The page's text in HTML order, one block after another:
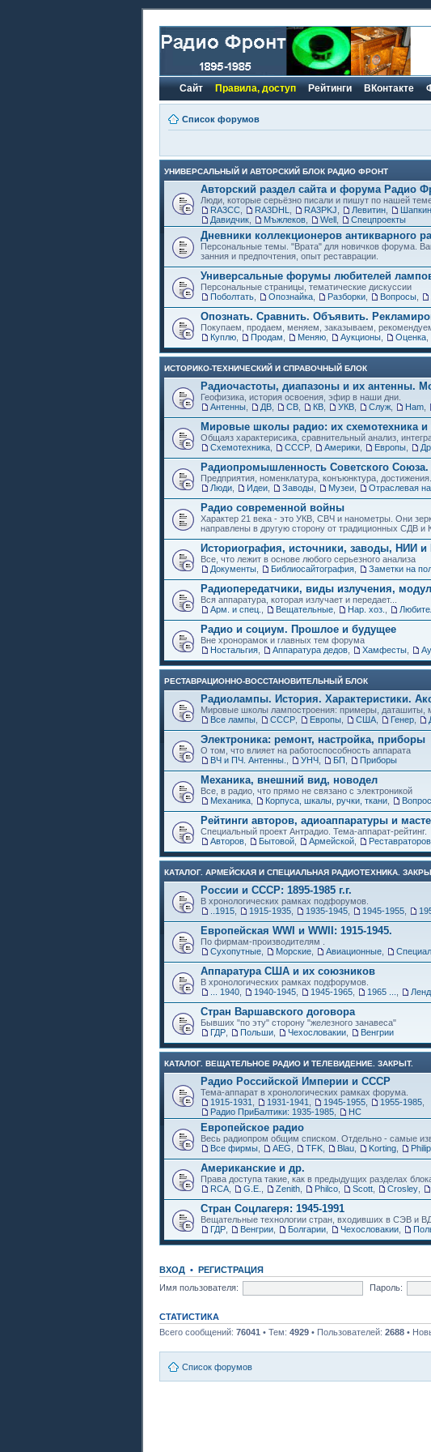
Сайт Правила, доступ Рейтинги ВКонтакте
Список форумов
УНИВЕРСАЛЬНЫЙ И АВТОРСКИЙ БЛОК РАДИО ФРОНТ
Авторский раздел сайта и форума Радио
Люди, которые серьёзно писали и пишут по нашей
RA3CC
RA3DHL RA3PKJ Левитин Шапкин
Давидчик
Мъжлеков Well Спецпроекты
Дневники коллекционеров антикварного
Персональные темы. "Врата" для новичков форума.
занния и предпочтения, опыт реставрации.
Универсальные форумы любителей
Персональные страницы, тематические дискуссии
Поболтать
Опознайка Разборки Вопросы
Опознать. Сравнить. Объявить.
Покупаем, продаем, меняем, заказываем,
Куплю
Продам Меняю Аукционы Оценка
ИСТОРИКО-ТЕХНИЧЕСКИЙ И СПРАВОЧНЫЙ БЛОК
Радиочастоты, диапазоны и их антенны.
Геофизика, история освоения, эфир в наши дни.
Антенны
ДВ СВ КВ УКВ Служ Ham
Мировые школы радио: их схемотехника и
Общаяз характерисика, сравнительный анализ,
Схемотехника
СССР Америки Европы
Радиопромышленность Советского Союза.
Предприятия, номенклатура, конъюнктура, достижения.
Люди
Идеи Заводы Музеи Отраслевая
Радио современной войны
Характер 21 века - это УКВ, СВЧ и нанометры. Они
направлены в другую сторону от традиционных СДВ и
Историография, источники, заводы, НИИ и
Все, что лежит в основе любого серьезного анализа
Документы
Библиосайтография Заметки на
Радиопередатчики, виды излучения,
Вся аппаратура, которая излучает и передает...
Арм. и спец.
Вещательные Нар. хоз.
Радио и социум. Прошлое и будущее
Вне хронорамок и главных тем форума
Ностальгия
Аппаратура дедов Хамфесты
РЕСТАВРАЦИОННО-ВОССТАНОВИТЕЛЬНЫЙ БЛОК
Радиолампы. История. Характеристики.
Мировые школы лампостроения: примеры, даташиты,
Все лампы
СССР Европы США Генер
Электроника: ремонт, настройка, приборы
О том, что влияет на работоспособность аппарата
ВЧ и ПЧ. Антенны.
УНЧ БП Приборы
Механика, внешний вид, новодел
Все, в радио, что прямо не связано с электроникой
Механика
Корпуса, шкалы, ручки, ткани
Рейтинги авторов, адиоаппаратуры и
Специальный проект Антрадио. Тема-аппарат-рейтинг.
Авторов
Бытовой Армейской Реставраторов
КАТАЛОГ. АРМЕЙСКАЯ И СПЕЦИАЛЬНАЯ РАДИОТЕХНИКА.
России и СССР: 1895-1985 г.г.
В хронологических рамках подфорумов.
..1915
1915-1935 1935-1945 1945-1955
Европейская WWI и WWII: 1915-1945.
По фирмам-производителям .
Сухопутные
Морские Авиационные
Аппаратура США и их союзников
В хронологических рамках подфорумов.
... 1940
1940-1945 1945-1965 1965 ...
Стран Варшавского договора
Бывших "по эту" сторону "железного занавеса"
ГДР
Польши Чехословакии Венгрии
КАТАЛОГ. ВЕЩАТЕЛЬНОЕ РАДИО И ТЕЛЕВИДЕНИЕ. ЗАКРЫТ.
Радио Российской Империи и СССР
Тема-аппарат в хронологических рамках форума.
1915-1931
1931-1941 1945-1955 1955-1985
Радио ПриБалтики: 1935-1985
НС
Европейское радио
Весь радиопром общим списком. Отдельно - самые
Все фирмы
AEG TFK Blau Korting
Американские и др.
Права доступа такие, как в предыдущих разделах
RCA
G.E. Zenith Philco Scott Crosley
Стран Соцлагеря: 1945-1991
Вещательные технологии стран, входивших в СЭВ и
ГДР
Венгрии Болгарии Чехословакии
ВХОД • РЕГИСТРАЦИЯ
Имя пользователя:
Пароль:
СТАТИСТИКА
Всего сообщений: 76041 • Тем: 4929 • Пользователей: 2688 •
Список форумов